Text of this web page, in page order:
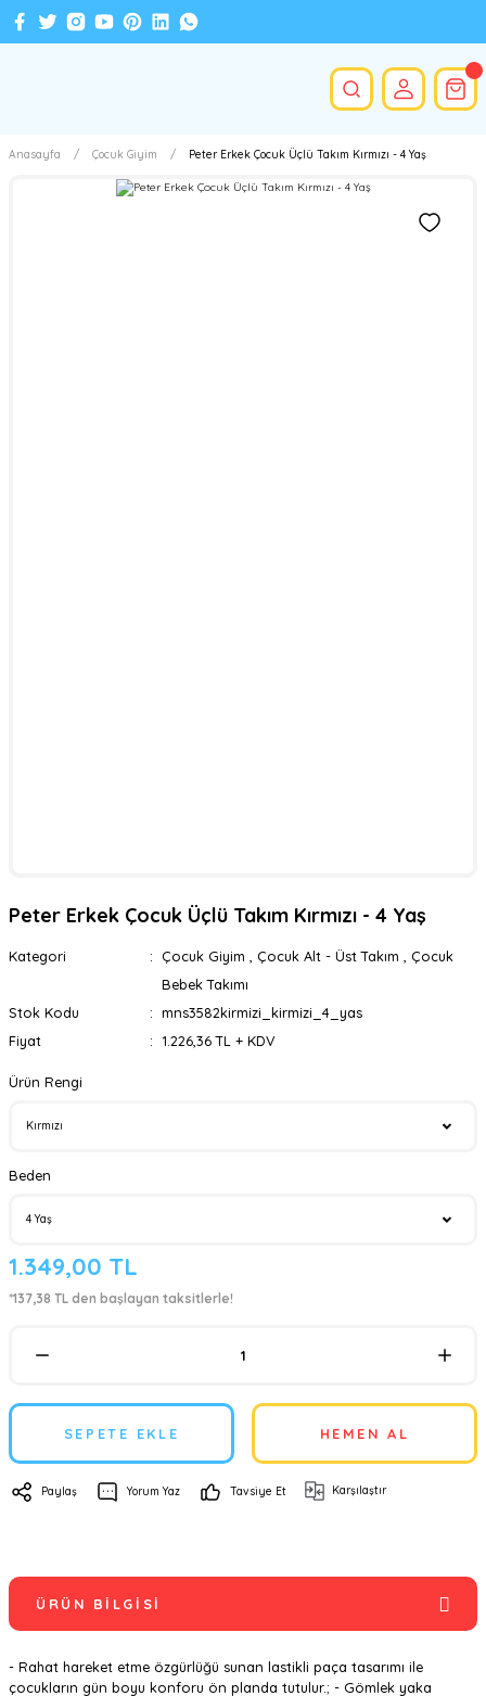
Anasayfa Çocuk Giyim Peter Erkek Çocuk Üçlü Takım Kırmızı - 4 Yaş
Peter Erkek Çocuk Üçlü Takım Kırmızı - 4 Yaş
Kategori Çocuk Giyim Çocuk Alt - Üst Takım
Çocuk
Bebek Takımı
Stok Kodu
mns3582kirmizi_kirmizi_4_yas
Fiyat
1.226,36 TL + KDV
Ürün Rengi
Beden
1.349,00 TL
*137,38 TL den başlayan taksitlerle!
SEPETE EKLE HEMEN AL
Paylaş Yorum Yaz Tavsiye Et Karşılaştır
ÜRÜN BILGISI
- Rahat hareket etme özgürlüğü sunan lastikli paça tasarımı ile
çocukların gün boyu konforu ön planda tutulur.; - Gömlek yaka